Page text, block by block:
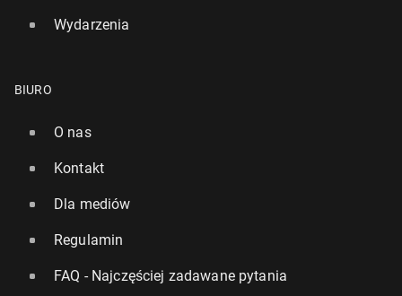
Wydarzenia
BIURO
O nas
Kontakt
Dla mediów
Regulamin
FAQ - Najczęściej zadawane pytania